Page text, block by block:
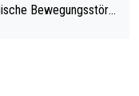
Bewegungsstöru